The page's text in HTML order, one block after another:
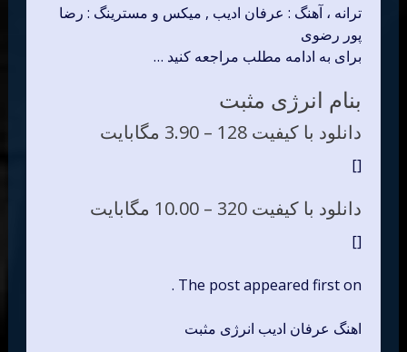
ترانه ، آهنگ : عرفان ادیب , میکس و مسترینگ : رضا
پور رضوی
برای به ادامه مطلب مراجعه کنید …
بنام انرژی مثبت
دانلود با کیفیت 128 – 3.90 مگابایت
[]
دانلود با کیفیت 320 – 10.00 مگابایت
[]
The post appeared first on .
اهنگ عرفان ادیب انرژی مثبت